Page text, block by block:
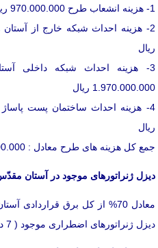
1- هزینه انشعاب طرح 970.000.000 ریال
ریال
3- هزینه احداث شبكه داخلی
1.970.000.000 ریال
ریال
جمع كل هزینه های طرح معادل : 4.976.000.000 ریال
دیزل ژنراتورهای موجود در آستان
معادل 70% از کل برق
دیزل ژنراتورهای اضطراری موجود ( 7 دستگاه ) قابل تامین می باشد .